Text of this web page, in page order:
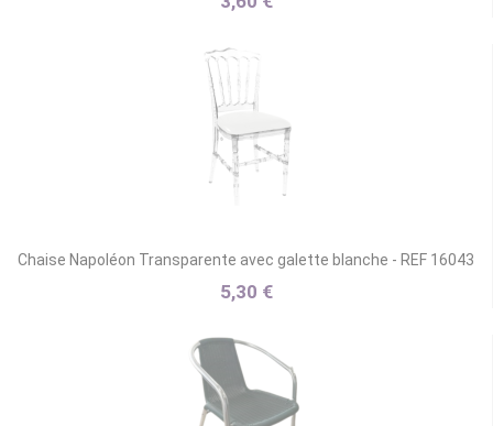
Chaise Napoléon Transparente avec galette blanche - REF 16043
5,30 €